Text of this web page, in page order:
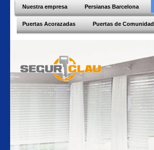
Nuestra empresa Persianas Barcelona
Puertas Acorazadas Puertas de Comunidad